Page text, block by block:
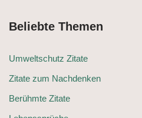
Beliebte Themen
Umweltschutz Zitate
Zitate zum Nachdenken
Berühmte Zitate